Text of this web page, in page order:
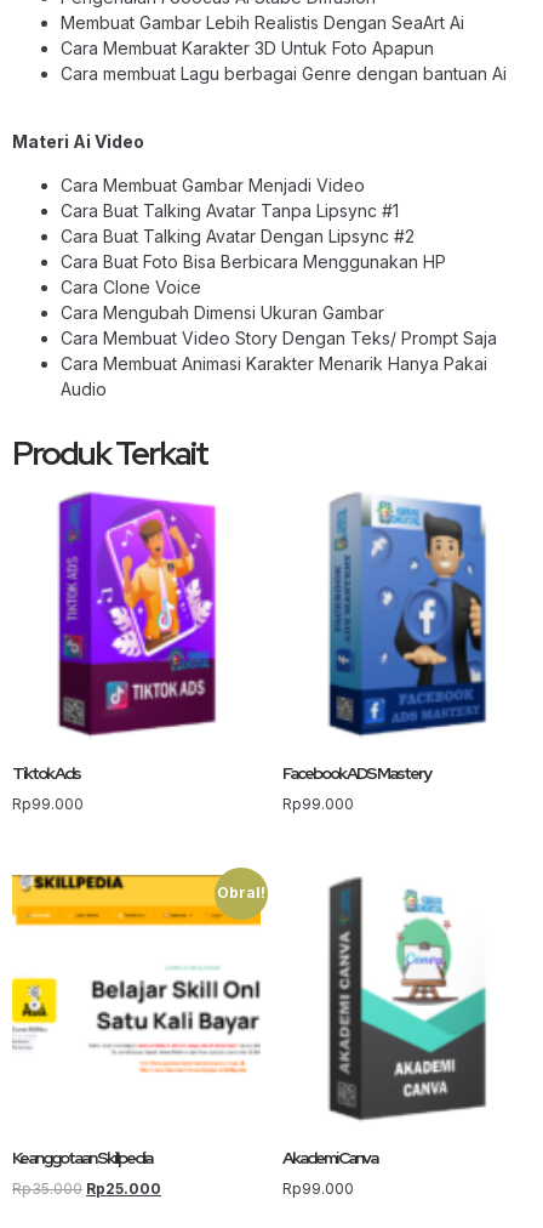
Membuat Gambar Lebih Realistis Dengan SeaArt Ai
Cara Membuat Karakter 3D Untuk Foto Apapun
Cara membuat Lagu berbagai Genre dengan bantuan Ai
Materi Ai Video
Cara Membuat Gambar Menjadi Video
Cara Buat Talking Avatar Tanpa Lipsync #1
Cara Buat Talking Avatar Dengan Lipsync #2
Cara Buat Foto Bisa Berbicara Menggunakan HP
Cara Clone Voice
Cara Mengubah Dimensi Ukuran Gambar
Cara Membuat Video Story Dengan Teks/ Prompt Saja
Cara Membuat Animasi Karakter Menarik Hanya Pakai
Audio
Produk Terkait
Tiktok Ads
Rp99.000
Facebook ADS Mastery
Rp99.000
Obral!
Keanggotaan Skillpedia
Rp35.000 Rp25.000
Akademi Canva
Rp99.000